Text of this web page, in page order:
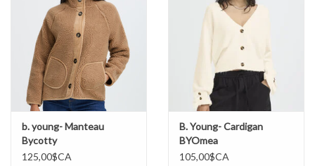
b. young- Manteau
Bycotty
125,00$CA
B. Young- Cardigan
BYOmea
105,00$CA